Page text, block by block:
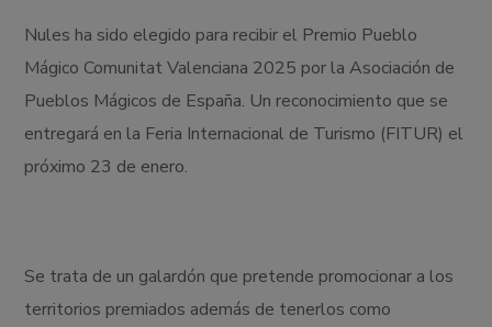
Nules ha sido elegido para recibir el Premio Pueblo
Mágico Comunitat Valenciana 2025 por la Asociación de
Pueblos Mágicos de España. Un reconocimiento que se
entregará en la Feria Internacional de Turismo (FITUR) el
próximo 23 de enero.
Se trata de un galardón que pretende promocionar a los
territorios premiados además de tenerlos como